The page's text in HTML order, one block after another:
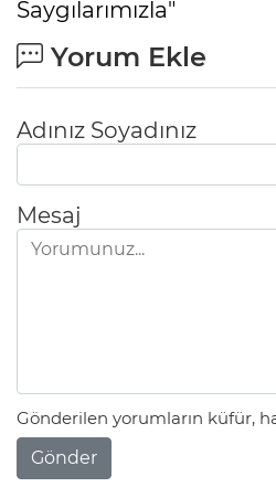
Saygılarımızla"
Yorum Ekle
Adınız Soyadınız
Mesaj
Gönderilen yorumların küfür,
Gönder